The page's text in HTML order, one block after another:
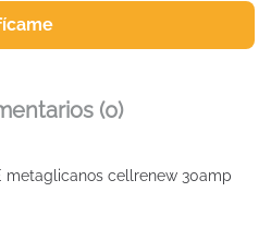
(0)
metaglicanos cellrenew 30amp